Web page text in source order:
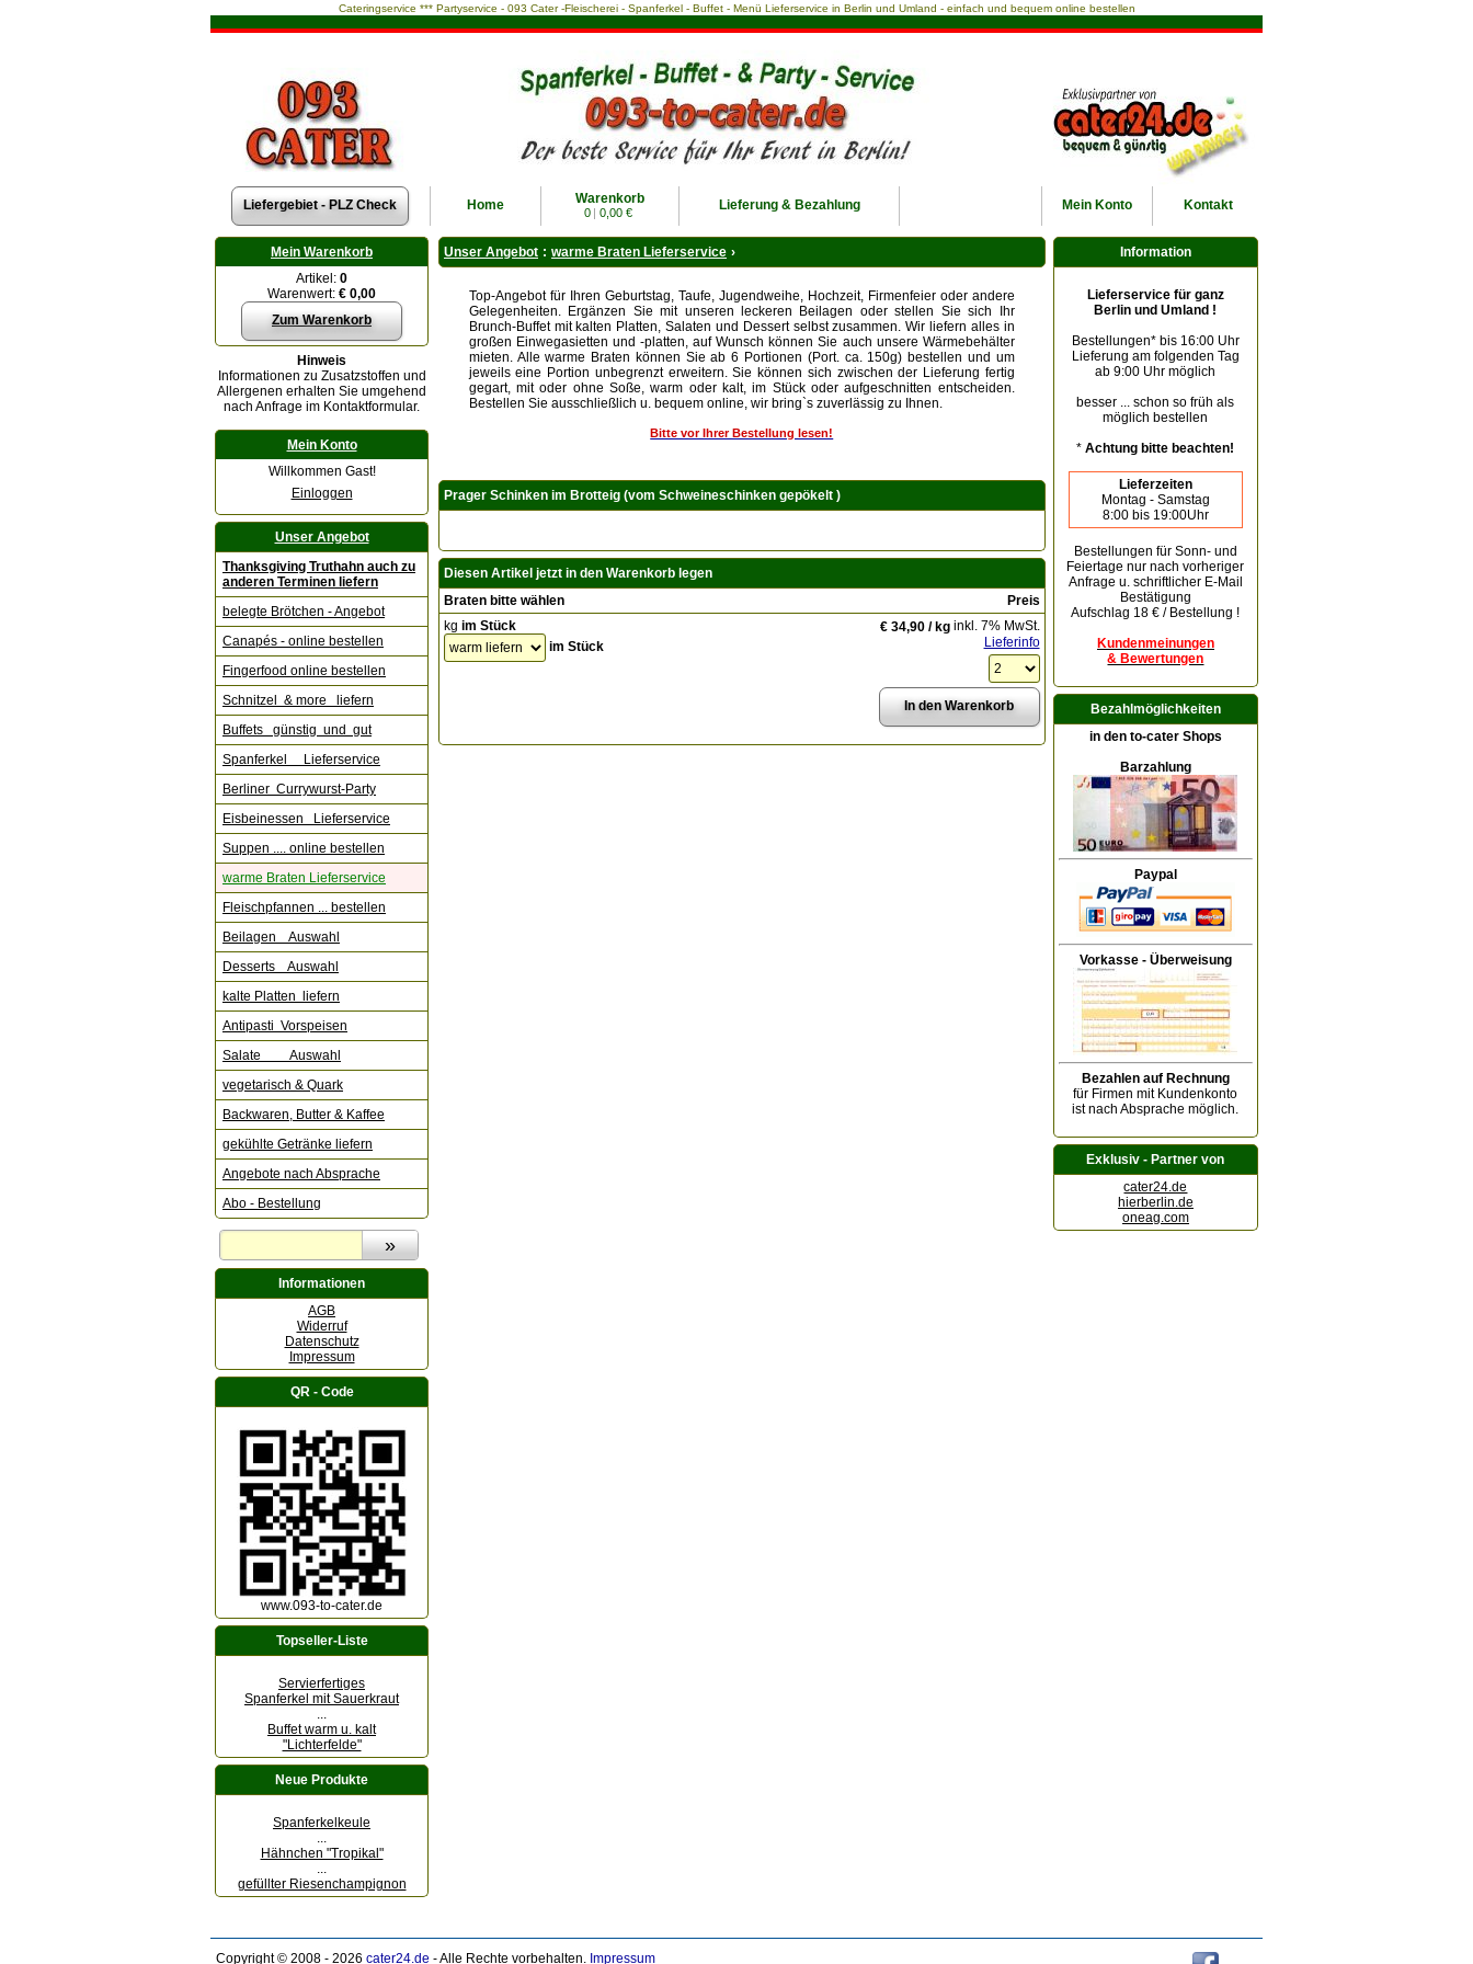
Cateringservice *** Partyservice - 093 Cater -Fleischerei - Spanferkel - Buffet - Menü Lieferservice in Berlin und Umland - einfach und bequem online bestellen
Liefergebiet - PLZ Check Home Warenkorb
0 | 0,00 € Lieferung & Bezahlung Kontakt
Mein Konto
Mein Warenkorb
Artikel: 0
Warenwert: € 0,00
Zum Warenkorb
Hinweis
Informationen zu Zusatzstoffen und
Allergenen erhalten Sie umgehend
nach Anfrage im Kontaktformular.
Mein Konto
Willkommen Gast!
Einloggen
Unser Angebot
Thanksgiving Truthahn auch zu
anderen Terminen liefern
belegte Brötchen - Angebot
Canapés - online bestellen
Fingerfood online bestellen
Schnitzel & more liefern
Buffets günstig und gut
Spanferkel Lieferservice
Berliner Currywurst-Party
Eisbeinessen Lieferservice
Suppen .... online bestellen
warme Braten Lieferservice
Fleischpfannen ... bestellen
Beilagen Auswahl
Desserts Auswahl
kalte Platten liefern
Antipasti Vorspeisen
Salate Auswahl
vegetarisch & Quark
Backwaren, Butter & Kaffee
gekühlte Getränke liefern
Angebote nach Absprache
Abo - Bestellung
Informationen
AGB
Widerruf
Datenschutz
Impressum
QR - Code
www.093-to-cater.de
Topseller-Liste
Servierfertiges
Spanferkel mit Sauerkraut
...
Buffet warm u. kalt
"Lichterfelde"
Neue Produkte
Spanferkelkeule
...
Hähnchen "Tropikal"
...
gefüllter Riesenchampignon
Unser Angebot : warme Braten Lieferservice ›
Top-Angebot für Ihren Geburtstag, Taufe, Jugendweihe, Hochzeit, Firmenfeier oder andere
Gelegenheiten. Ergänzen Sie mit unseren leckeren Beilagen oder stellen Sie sich Ihr
Brunch-Buffet mit kalten Platten, Salaten und Dessert selbst zusammen. Wir liefern alles in
großen Einwegasietten und -platten, auf Wunsch können Sie auch unsere Wärmebehälter
mieten. Alle warme Braten können Sie ab 6 Portionen (Port. ca. 150g) bestellen und um
jeweils eine Portion unbegrenzt erweitern. Sie können sich zwischen der Lieferung fertig
gegart, mit oder ohne Soße, warm oder kalt, im Stück oder aufgeschnitten entscheiden.
Bestellen Sie ausschließlich u. bequem online, wir bring`s zuverlässig zu Ihnen.
Bitte vor Ihrer Bestellung lesen!
Prager Schinken im Brotteig (vom Schweineschinken gepökelt )
Diesen Artikel jetzt in den Warenkorb legen
Braten bitte wählen
Preis
kg im Stück
im Stück
€ 34,90 / kginkl. 7% MwSt.
Lieferinfo
Information
Lieferservice für ganz
Berlin und Umland !
Bestellungen* bis 16:00 Uhr
Lieferung am folgenden Tag
ab 9:00 Uhr möglich
besser ... schon so früh als
möglich bestellen
*Achtung bitte beachten!
Lieferzeiten
Montag - Samstag
8:00 bis 19:00Uhr
Bestellungen für Sonn- und
Feiertagenur nach vorheriger
Anfrage u. schriftlicher E-Mail
Bestätigung
Aufschlag 18 € / Bestellung !
Kundenmeinungen
& Bewertungen
Bezahlmöglichkeiten
in den to-cater Shops
Barzahlung
Paypal
Vorkasse - Überweisung
Bezahlen auf Rechnung
für Firmen mit Kundenkonto
ist nach Absprache möglich.
Exklusiv - Partner von
cater24.de
hierberlin.de
oneag.com
Copyright © 2008 - 2026 cater24.de - Alle Rechte vorbehalten. Impressum